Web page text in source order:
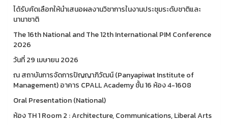
ได้รับคัดเลือกให้นำเสนอผลงานวิชาการในงานประชุมระดับชาติและ
นานาชาติ
The 16th National and The 12th International PIM Conference
2026
วันที่ 29 เมษายน 2026
ณ สถาบันการจัดการปัญญาภิวัฒน์ (Panyapiwat Institute of
Management) อาคาร CPALL Academy ชั้น 16 ห้อง 4-1608
Oral Presentation (National)
ห้อง TH 1 Room 2 : Architecture, Communications, Liberal Arts